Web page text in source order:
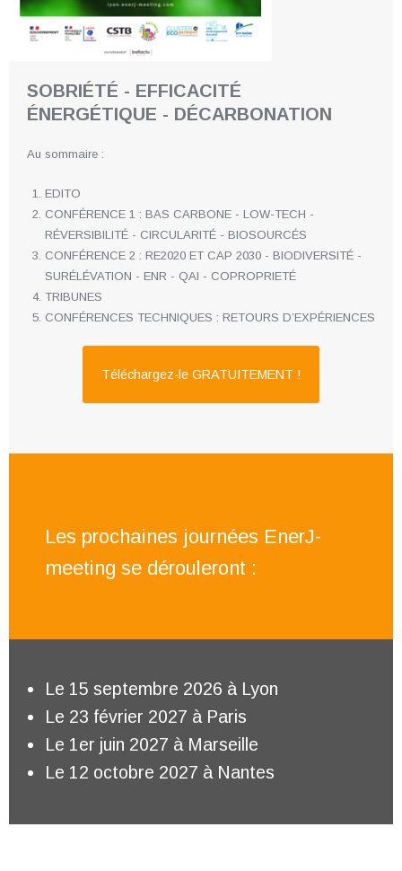
SOBRIÉTÉ - EFFICACITÉ
ÉNERGÉTIQUE - DÉCARBONATION
Au sommaire :
EDITO
CONFÉRENCE 1 : BAS CARBONE - LOW-TECH -
RÉVERSIBILITÉ - CIRCULARITÉ - BIOSOURCÉS
CONFÉRENCE 2 : RE2020 ET CAP 2030 - BIODIVERSITÉ -
SURÉLÉVATION - ENR - QAI - COPROPRIETÉ
TRIBUNES
CONFÉRENCES TECHNIQUES : RETOURS D’EXPÉRIENCES
Téléchargez-le GRATUITEMENT !
Les prochaines journées EnerJ-
meeting se dérouleront :
Le 15 septembre 2026 à Lyon
Le 23 février 2027 à Paris
Le 1er juin 2027 à Marseille
Le 12 octobre 2027 à Nantes